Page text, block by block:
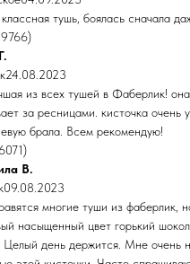
тушь, боялась сначала
из всех тушей в Фаберлик!
за ресницами. кисточка
брала. Всем рекомендую!
В.
многие туши из фаберлик,
насыщенный цвет горький
Целый день держится. Мне очень